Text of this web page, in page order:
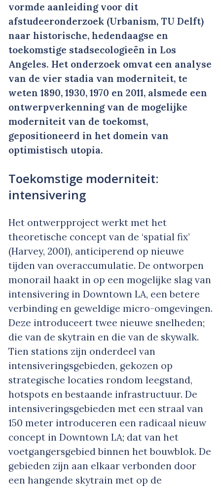
vormde aanleiding voor dit
afstudeeronderzoek (Urbanism, TU Delft)
naar historische, hedendaagse en
toekomstige stadsecologieën in Los
Angeles. Het onderzoek omvat een analyse
van de vier stadia van moderniteit, te
weten 1890, 1930, 1970 en 2011, alsmede een
ontwerpverkenning van de mogelijke
moderniteit van de toekomst,
gepositioneerd in het domein van
optimistisch utopia.
Toekomstige moderniteit:
intensivering
Het ontwerpproject werkt met het
theoretische concept van de ‘spatial fix’
(Harvey, 2001), anticiperend op nieuwe
tijden van overaccumulatie. De ontworpen
monorail haakt in op een mogelijke slag van
intensivering in Downtown LA, een betere
verbinding en geweldige micro-omgevingen.
Deze introduceert twee nieuwe snelheden;
die van de skytrain en die van de skywalk.
Tien stations zijn onderdeel van
intensiveringsgebieden, gekozen op
strategische locaties rondom leegstand,
hotspots en bestaande infrastructuur. De
intensiveringsgebieden met een straal van
150 meter introduceren een radicaal nieuw
concept in Downtown LA; dat van het
voetgangersgebied binnen het bouwblok. De
gebieden zijn aan elkaar verbonden door
een hangende skytrain met op de